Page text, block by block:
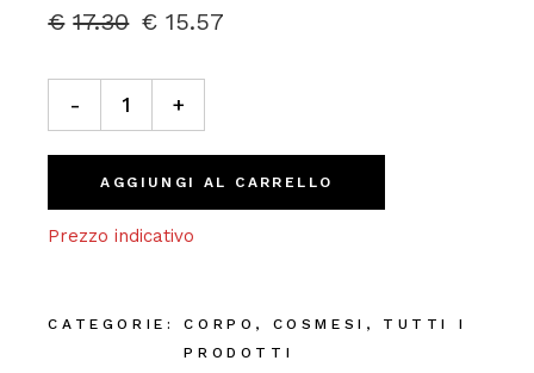
€ 17.30
IL
ORIGINALE
ERA:
€17.30.
€ 15.57
IL
ATTUALE
€15.57.
Dolce Zenzero Crema Corpo Rigenerante 250ml
- +
AGGIUNGI AL CARRELLO
Prezzo indicativo
CATEGORIE: CORPO , COSMESI , TUTTI I
PRODOTTI